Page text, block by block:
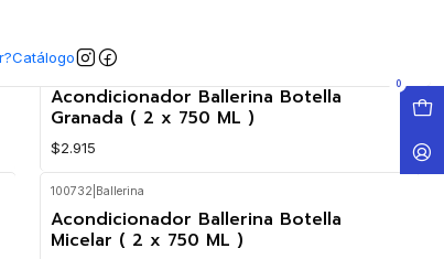
Catálogo
0
100724| Ballerina
Acondicionador Ballerina Botella
Granada ( 2 x 750 ML )
$2.915
100732 Ballerina
Acondicionador Ballerina Botella
Micelar ( 2 x 750 ML )